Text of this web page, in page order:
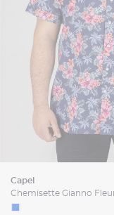
capel